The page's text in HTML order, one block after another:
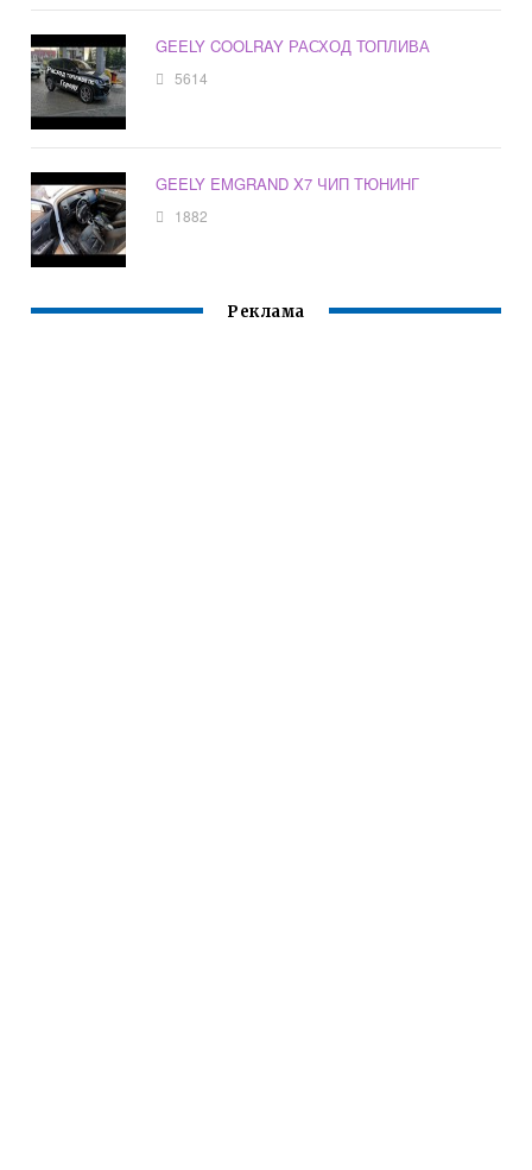
GEELY COOLRAY РАСХОД ТОПЛИВА
5614
GEELY EMGRAND X7 ЧИП ТЮНИНГ
1882
Реклама